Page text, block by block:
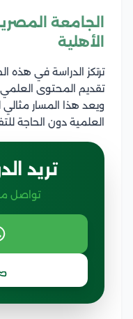
الجامعة
الأهلية
ترتكز الدراسة في هذه
تقديم المحتوى العلمي
ويعد هذا المسار مثالي
العلمية دون الحاجة
تريد
تواصل